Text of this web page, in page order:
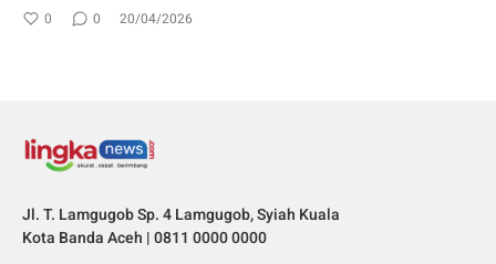
0 0 20/04/2026
Jl. T. Lamgugob Sp. 4 Lamgugob, Syiah Kuala
Kota Banda Aceh | 0811 0000 0000